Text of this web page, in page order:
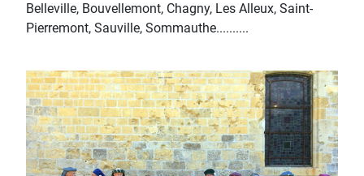
Belleville, Bouvellemont, Chagny, Les Alleux, Saint-
Pierremont, Sauville, Sommauthe..........